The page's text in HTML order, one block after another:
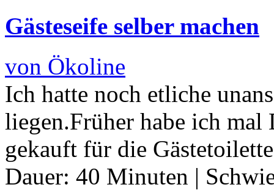
Gästeseife selber machen
von Ökoline
Ich hatte noch etliche
liegen.Früher habe ich
gekauft für die
Dauer: 40 Minuten |